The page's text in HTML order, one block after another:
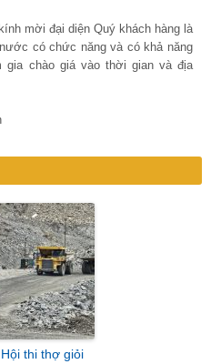
mời đại diện Quý khách hàng là
có chức năng và có khả năng
gia chào giá vào thời gian và địa
thi thợ giỏi